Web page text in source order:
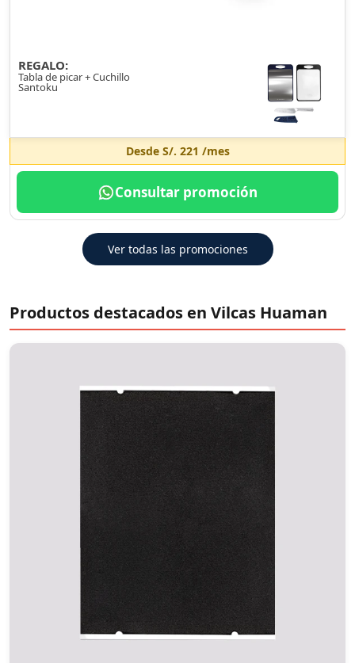
REGALO:
Tabla de picar + Cuchillo
Santoku
Desde S/. 221 /mes
Consultar promoción
Ver todas las promociones
Productos destacados en Vilcas Huaman